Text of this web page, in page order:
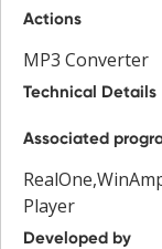
Actions
MP3 Converter
Technical Details
Associated
Player
Developed by